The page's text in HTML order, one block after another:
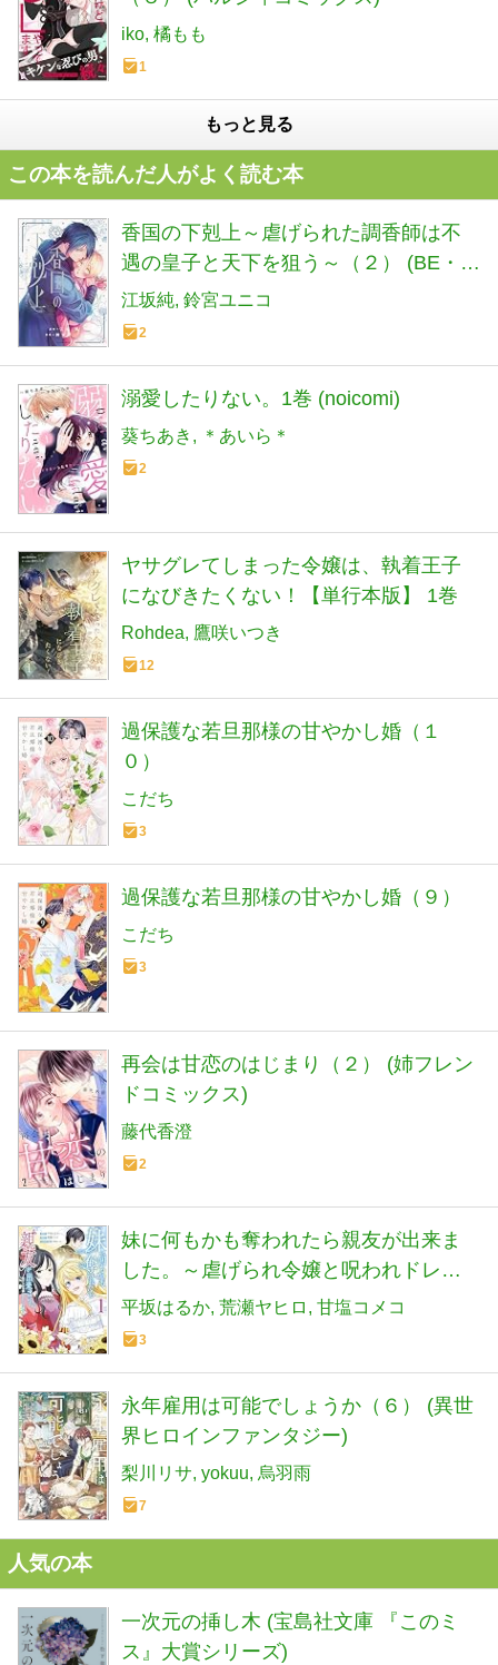
iko 橘もも
1
もっと見る
この本を読んだ人がよく読む本
香国の下剋上～虐げられた調香師は不
遇の皇子と天下を狙う～（２） (BE・
LOVEコミックス)
江坂純 鈴宮ユニコ
2
溺愛したりない。1巻 (noicomi)
葵ちあき ＊あいら＊
2
ヤサグレてしまった令嬢は、執着王子
になびきたくない！【単行本版】 1巻
Rohdea 鷹咲いつき
12
過保護な若旦那様の甘やかし婚（１
０）
こだち
3
過保護な若旦那様の甘やかし婚（９）
こだち
3
再会は甘恋のはじまり（２） (姉フレン
ドコミックス)
藤代香澄
2
妹に何もかも奪われたら親友が出来ま
した。～虐げられ令嬢と呪われドレス
の謎令嬢～（１） (異世界ヒロインファ
ンタジー)
平坂はるか 荒瀬ヤヒロ 甘塩コメコ
3
永年雇用は可能でしょうか（６） (異世
界ヒロインファンタジー)
梨川リサ yokuu 烏羽雨
7
人気の本
一次元の挿し木 (宝島社文庫 『このミ
ス』大賞シリーズ)